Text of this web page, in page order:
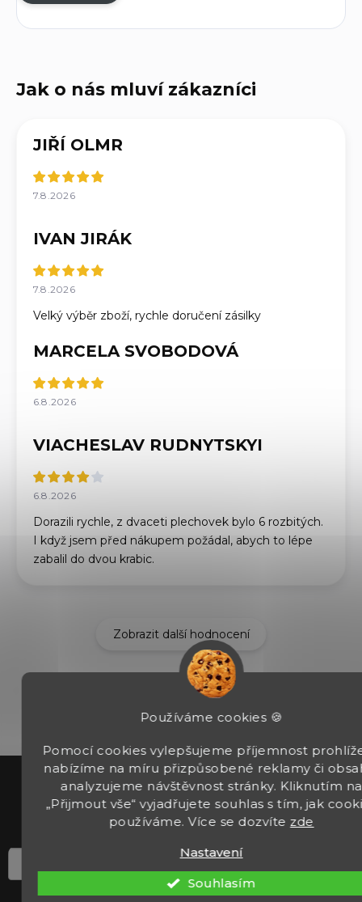
Používáme cookies 🍪
Pomocí cookies vylepšujeme příjemnost
nabízíme na míru přizpůsobené reklamy či
analyzujeme návštěvnost stránky. Kliknutím na
„Přijmout vše“ vyjadřujete souhlas s tím, jak
používáme. Více se dozvíte zde
Nastavení
Souhlasím
JIŘÍ OLMR
7.8.2026
IVAN JIRÁK
7.8.2026
Velký výběr zboží, rychle doručení zásilky
MARCELA SVOBODOVÁ
6.8.2026
VIACHESLAV RUDNYTSKYI
6.8.2026
Dorazili rychle, z dvaceti plechovek bylo 6 rozbitých.
I když jsem před nákupem požádal, abych to lépe
zabalil do dvou krabic.
Zobrazit další hodnocení